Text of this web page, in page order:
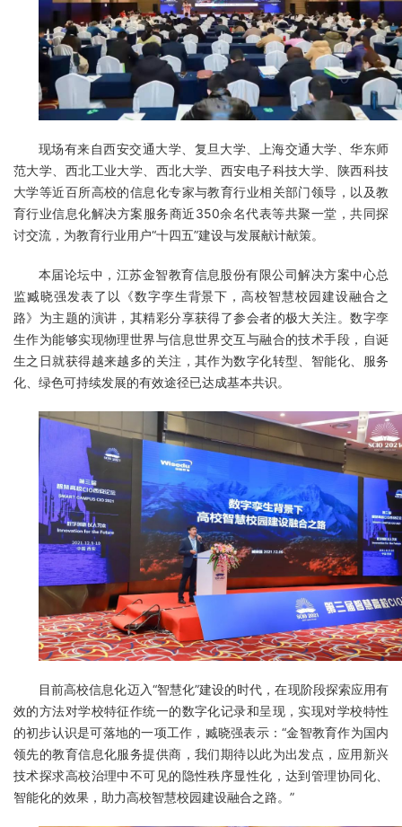
现场有来自西安交通大学、复旦大学、上海交通大学、华东师
范大学、西北工业大学、西北大学、西安电子科技大学、陕西科技
大学等近百所高校的信息化专家与教育行业相关部门领导，以及教
育行业信息化解决方案服务商近350余名代表等共聚一堂，共同探
讨交流，为教育行业用户“十四五”建设与发展献计献策。
本届论坛中，江苏金智教育信息股份有限公司解决方案中心总
监臧晓强发表了以《数字孪生背景下，高校智慧校园建设融合之
路》为主题的演讲，其精彩分享获得了参会者的极大关注。数字孪
生作为能够实现物理世界与信息世界交互与融合的技术手段，自诞
生之日就获得越来越多的关注，其作为数字化转型、智能化、服务
化、绿色可持续发展的有效途径已达成基本共识。
目前高校信息化迈入“智慧化”建设的时代，在现阶段探索应用有
效的方法对学校特征作统一的数字化记录和呈现，实现对学校特性
的初步认识是可落地的一项工作，臧晓强表示：“金智教育作为国内
领先的教育信息化服务提供商，我们期待以此为出发点，应用新兴
技术探求高校治理中不可见的隐性秩序显性化，达到管理协同化、
智能化的效果，助力高校智慧校园建设融合之路。”